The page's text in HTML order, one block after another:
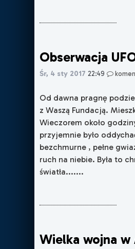
Obserwacja
Śr, 4 sty 2017 22:49
Od dawna pragnę
z Waszą Fundacją.
Wieczorem około
przyjemnie było
bezchmurne , pełne
ruch na niebie. Była to
światła.......
Wielka wojna w